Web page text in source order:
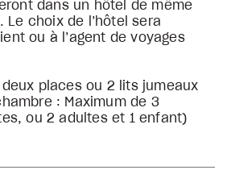
dans un hôtel de même
Le choix de l’hôtel sera
ou à l’agent de voyages
deux places ou 2 lits jumeaux
: Maximum de 3
ou 2 adultes et 1 enfant)